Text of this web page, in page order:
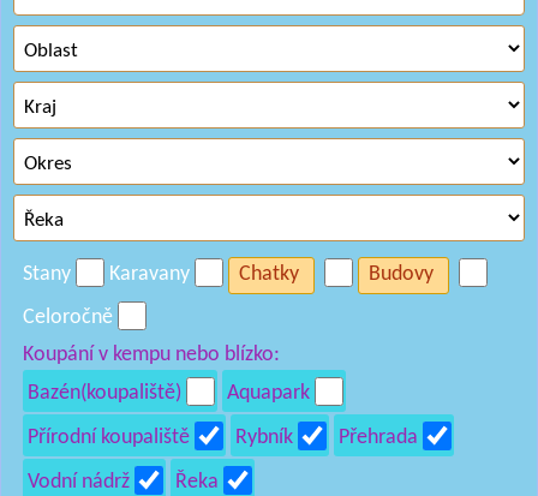
Stany Karavany Chatky
Budovy
Celoročně
Koupání v kempu nebo blízko:
Bazén(koupaliště)
Aquapark
Přírodní koupaliště
Rybník
Přehrada
Vodní nádrž
Řeka